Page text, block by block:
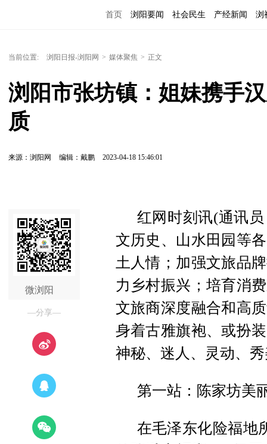
首页 浏阳要闻 社会民生 产经新闻 浏
当前位置: 浏阳日报-浏阳网 > 媒体聚焦 > 正文
浏阳市张坊镇：姐妹携手
质
来源：浏阳网 编辑：戴鹏 2023-04-18 15:46:01
微浏阳
—分享—
红网时刻讯(通讯
文历史、山水田园等
土人情；加强文旅品
力乡村振兴；培育消
文旅商深度融合和高
身着古雅旗袍、或扮
神秘、迷人、灵动、
第一站：陈家坊美
在毛泽东化险福地